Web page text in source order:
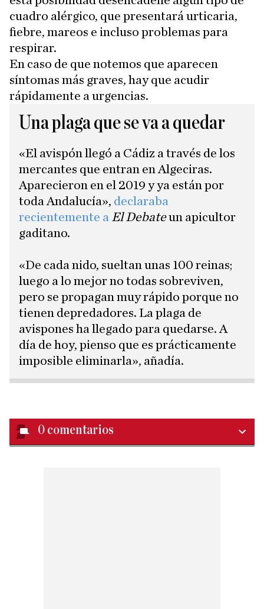
cuadro alérgico, que presentará urticaria,
fiebre, mareos e incluso problemas para
respirar.
En caso de que notemos que aparecen
síntomas más graves, hay que acudir
rápidamente a urgencias.
Una plaga que se va a quedar
«El avispón llegó a Cádiz a través de los
mercantes que entran en Algeciras.
Aparecieron en el 2019 y ya están por
toda Andalucía», declaraba
recientemente a El Debateun apicultor
gaditano.
«De cada nido, sueltan unas 100 reinas;
luego a lo mejor no todas sobreviven,
pero se propagan muy rápido porque no
tienen depredadores. La plaga de
avispones ha llegado para quedarse. A
día de hoy, pienso que es prácticamente
imposible eliminarla», añadía.
0 comentarios